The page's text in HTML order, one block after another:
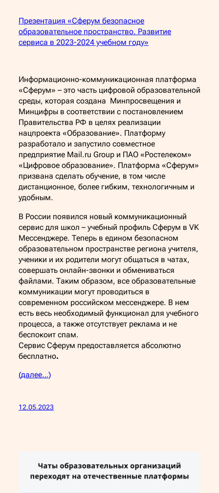
Презентация «Сферум безопасное
образовательное пространство. Развитие
сервиса в 2023-2024 учебном году»
Информационно-коммуникационная платформа
«Сферум» – это часть цифровой образовательной
среды, которая создана Минпросвещения и
Минцифры в соответствии с постановлением
Правительства РФ в целях реализации
нацпроекта «Образование». Платформу
разработало и запустило совместное
предприятие Mail.ru Group и ПАО «Ростелеком»
«Цифровое образование». Платформа «Сферум»
призвана сделать обучение, в том числе
дистанционное, более гибким, технологичным и
удобным.
В России появился новый коммуникационный
сервис для школ – учебный профиль Сферум в VK
Мессенджере. Теперь в едином безопасном
образовательном пространстве региона учителя,
ученики и их родители могут общаться в чатах,
совершать онлайн-звонки и обмениваться
файлами. Таким образом, все образовательные
коммуникации могут проводиться в
современном российском мессенджере. В нем
есть весь необходимый функционал для учебного
процесса, а также отсутствует реклама и не
беспокоит спам.
Сервис Сферум предоставляется абсолютно
бесплатно.
(далее…)
12.05.2023